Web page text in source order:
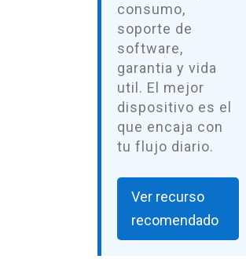
consumo,
soporte de
software,
garantia y vida
util. El mejor
dispositivo es el
que encaja con
tu flujo diario.
Ver recurso
recomendado